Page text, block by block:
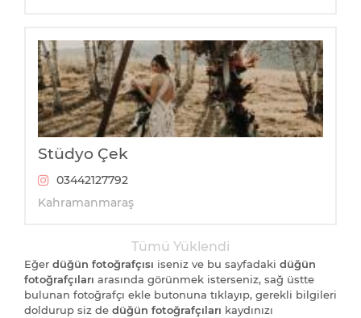
Stüdyo Çek
03442127792
Kahramanmaraş
Tümü Yüklendi
Eğer düğün fotoğrafçısı iseniz ve bu sayfadaki düğün
fotoğrafçıları arasında görünmek isterseniz, sağ üstte
bulunan fotoğrafçı ekle butonuna tıklayıp, gerekli bilgileri
doldurup siz de düğün fotoğrafçıları kaydınızı